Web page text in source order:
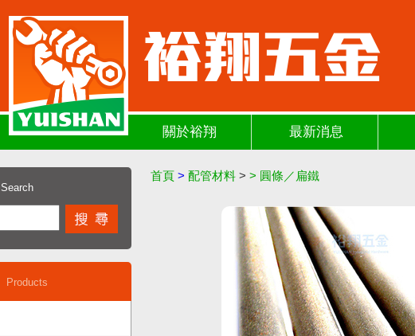
關於裕翔 最新消息
Search
Products
首頁 > 配管材料 > > 圓條／扁鐵